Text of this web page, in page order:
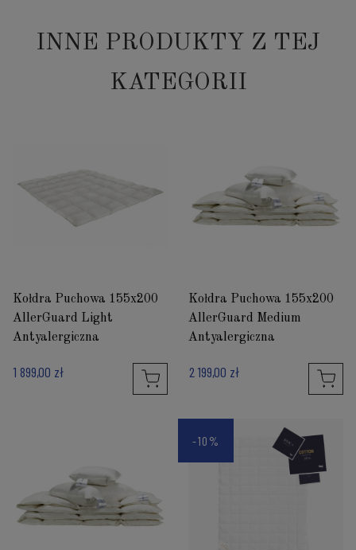
INNE PRODUKTY Z TEJ
KATEGORII
Kołdra Puchowa 155x200
AllerGuard Light
Antyalergiczna
1 899,00 zł
Kołdra Puchowa 155x200
AllerGuard Medium
Antyalergiczna
2 199,00 zł
-10%